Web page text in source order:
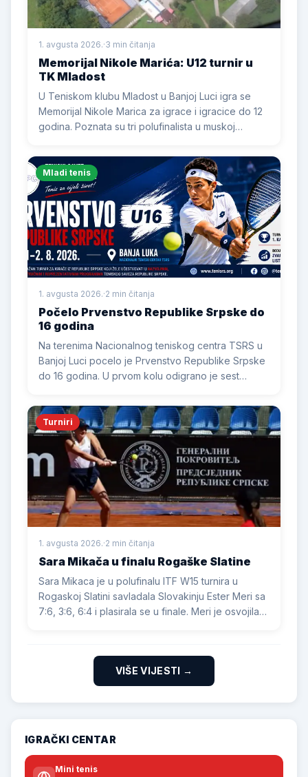
1. avgusta 2026.·3 min čitanja
Memorijal Nikole Marića: U12 turnir u
TK Mladost
U Teniskom klubu Mladost u Banjoj Luci igra se
Memorijal Nikole Marica za igrace i igracice do 12
godina. Poznata su tri polufinalista u muskoj
kolo. Zavrsnica je u nedjelju.
Mladi tenis
1. avgusta 2026.·2 min čitanja
Počelo Prvenstvo Republike Srpske do
16 godina
Na terenima Nacionalnog teniskog centra TSRS u
Banjoj Luci pocelo je Prvenstvo Republike Srpske
do 16 godina. U prvom kolu odigrano je sest
drugo kolo. Zavrsnica je u nedjelju.
Turniri
1. avgusta 2026.·2 min čitanja
Sara Mikača u finalu Rogaške Slatine
Sara Mikaca je u polufinalu ITF W15 turnira u
Rogaskoj Slatini savladala Slovakinju Ester Meri sa
7:6, 3:6, 6:4 i plasirala se u finale. Meri je osvojila
VIŠE VIJESTI →
IGRAČKI CENTAR
Mini tenis